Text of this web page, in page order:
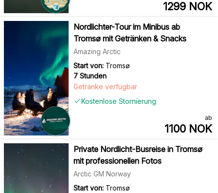
1299 NOK
Nordlichter-Tour im Minibus ab
Tromsø mit Getränken & Snacks
Amazing Arctic
Start von: Tromsø
7 Stunden
Kostenlose Stornierung
Getränke verfügbar
ab
1100 NOK
Private Nordlicht-Busreise in Tromsø
mit professionellen Fotos
Arctic GM Norway
Start von: Tromsø